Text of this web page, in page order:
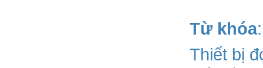
Từ khóa:
Thiết bị